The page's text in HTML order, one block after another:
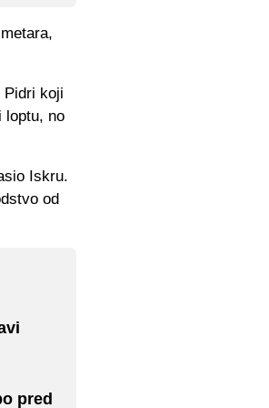
Pidri koji
loptu, no
Iskru.
od
pred